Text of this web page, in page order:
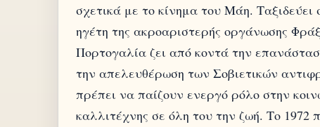
σχετικά με το κίνημα του Μάη.
ηγέτη της ακροαριστερής οργάνωσης
Πορτογαλία ζει από κοντά την
την απελευθέρωση των Σοβιετικών
πρέπει να παίζουν ενεργό ρόλο στην
καλλιτέχνης σε όλη του την ζωή. Το 1972